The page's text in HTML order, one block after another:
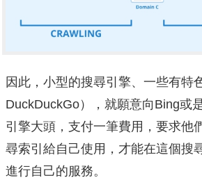
因此，小型的搜尋引擎、一些有特
DuckDuckGo），就願意向Bing或
引擎大頭，支付一筆費用，要求他
尋索引給自己使用，才能在這個搜
進行自己的服務。